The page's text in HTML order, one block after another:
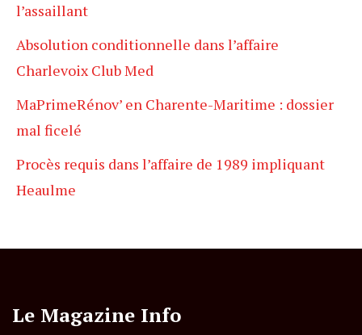
l’assaillant
Absolution conditionnelle dans l’affaire
Charlevoix Club Med
MaPrimeRénov’ en Charente-Maritime : dossier
mal ficelé
Procès requis dans l’affaire de 1989 impliquant
Heaulme
Le Magazine Info